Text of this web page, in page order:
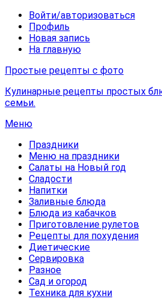
Войти/авторизоваться
Профиль
Новая запись
На главную
Простые рецепты с фото
Кулинарные рецепты простых
семьи.
Меню
Праздники
Меню на праздники
Салаты на Новый год
Сладости
Напитки
Заливные блюда
Блюда из кабачков
Приготовление рулетов
Рецепты для похудения
Диетические
Сервировка
Разное
Сад и огород
Техника для кухни